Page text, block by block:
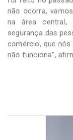
não ocorra,
na área central,
segurança das
comércio, que
não funciona”,